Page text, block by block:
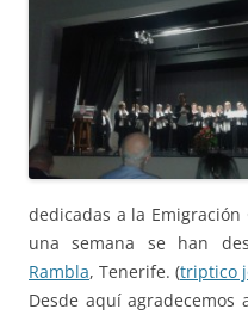
dedicadas a la
una semana se han
Rambla, Tenerife. (triptico
Desde aquí